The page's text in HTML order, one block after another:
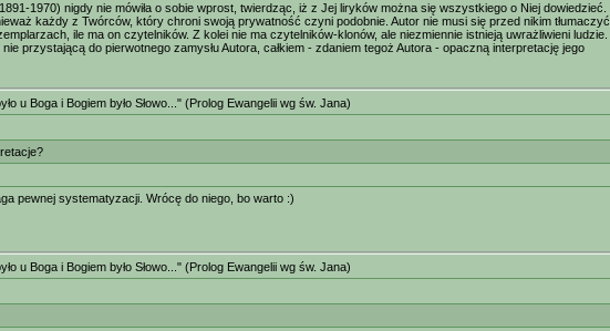
1970) nigdy nie mówiła o sobie wprost, twierdząc, iż z Jej liryków można się wszystkiego o Niej dowiedzieć.
każdy z Twórców, który chroni swoją prywatność czyni podobnie. Autor nie musi się przed nikim tłumaczyć,
ile ma on czytelników. Z kolei nie ma czytelników-klonów, ale niezmiennie istnieją uwrażliwieni ludzie.
przystającą do pierwotnego zamysłu Autora, całkiem - zdaniem tegoż Autora - opaczną interpretację jego
u Boga i Bogiem było Słowo..." (Prolog Ewangelii wg św. Jana)
pewnej systematyzacji. Wrócę do niego, bo warto :)
u Boga i Bogiem było Słowo..." (Prolog Ewangelii wg św. Jana)